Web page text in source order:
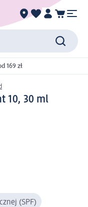
169 zł
10, 30 ml
(SPF)